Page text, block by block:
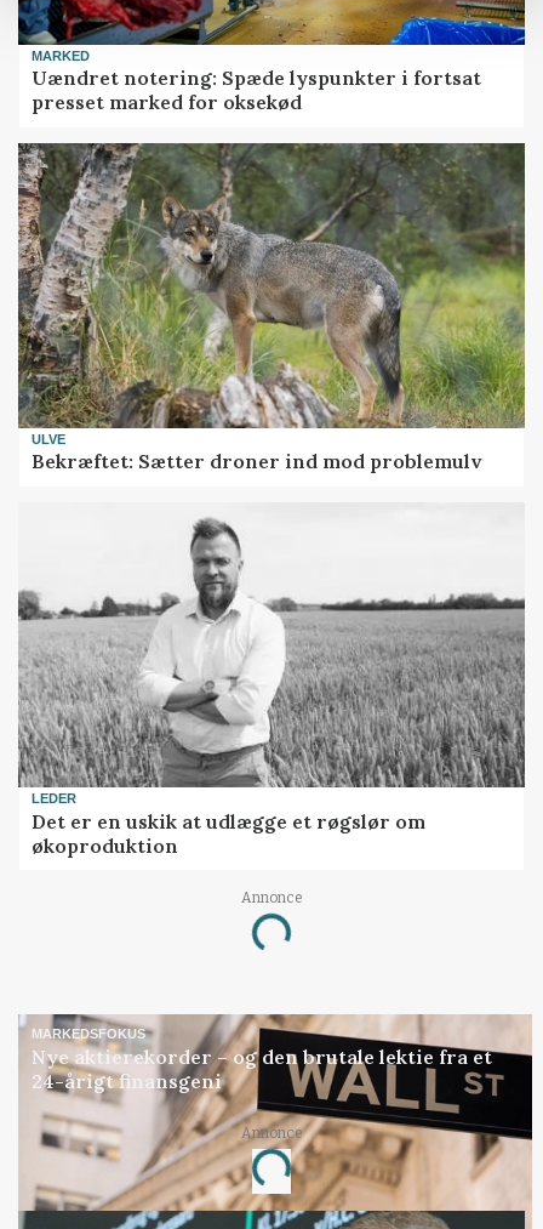
MARKED
Uændret notering: Spæde lyspunkter i fortsat
presset marked for oksekød
ULVE
Bekræftet: Sætter droner ind mod problemulv
LEDER
Det er en uskik at udlægge et røgslør om
økoproduktion
Annonce
Loading...
MARKEDSFOKUS
Nye aktierekorder – og den brutale lektie fra et
24-årigt finansgeni
Annonce
Loading...